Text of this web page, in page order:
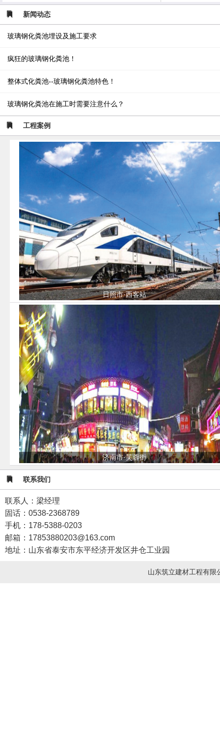
新闻动态
玻璃钢化粪池埋设及施工要求
疯狂的玻璃钢化粪池！
整体式化粪池--玻璃钢化粪池特色！
玻璃钢化粪池在施工时需要注意什么？
工程案例
日照市·西客站
济南市·芙蓉街
联系我们
联系人：梁经理
固话：0538-2368789
手机：178-5388-0203
邮箱：17853880203@163.com
地址：山东省泰安市东平经济开发区井仓工业园
山东筑立建材工程有